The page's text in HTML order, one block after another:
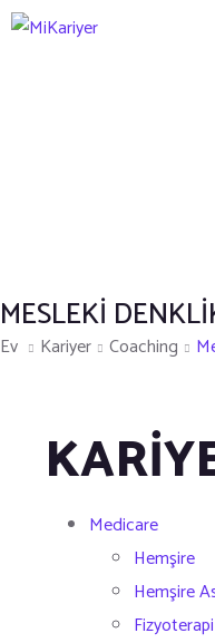
MESLEKI
Ev Kariyer Coaching
Medicare
Hemşire
Hemşire
Fizyoterapi